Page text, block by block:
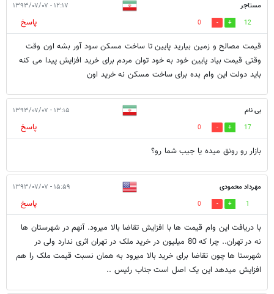
مستاجر ۱۲:۱۷ - ۱۳۹۳/۰۷/۰۷
12
0
پاسخ
قیمت مصالح و زمین بیارید پایین تا ساخت مسکن سود آور بشه اون وقت
وقتی قیمت بیاد پایین خود به خود توان مردم برای خرید افزایش پیدا می کنه
باید دولت این وام بده برای ساخت مسکن نه خرید اون
بی نام ۱۳:۱۵ - ۱۳۹۳/۰۷/۰۷
17
0
پاسخ
بازار رو رونق میده یا جیب شما رو؟
مهرداد محمودی ۱۵:۵۹ - ۱۳۹۳/۰۷/۰۷
1
0
پاسخ
با دریافت این وام قیمت ها با افزایش تقاضا بالا میرود. آنهم در شهرستان ها
نه در تهران.. چرا که 80 میلیون در خرید ملک در تهران اثری ندارد ولی در
شهرستا ها چون تقاضا برای خرید بالا میرود به همان نسبت قیمت ملک را هم
افزایش میدهد این یک اصل است جناب رئیس ..